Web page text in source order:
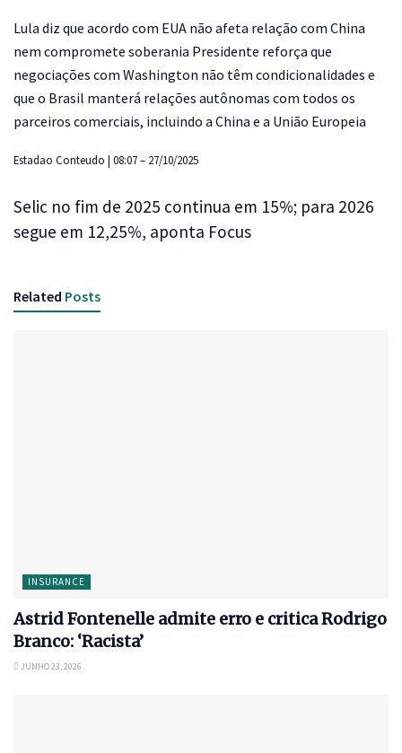
Lula diz que acordo com EUA não afeta relação com China
nem compromete soberania Presidente reforça que
negociações com Washington não têm condicionalidades e
que o Brasil manterá relações autônomas com todos os
parceiros comerciais, incluindo a China e a União Europeia
Estadao Conteudo | 08:07 – 27/10/2025
Selic no fim de 2025 continua em 15%; para 2026
segue em 12,25%, aponta Focus
Related Posts
INSURANCE
Astrid Fontenelle admite erro e critica Rodrigo
Branco: ‘Racista’
JUNHO 23, 2026